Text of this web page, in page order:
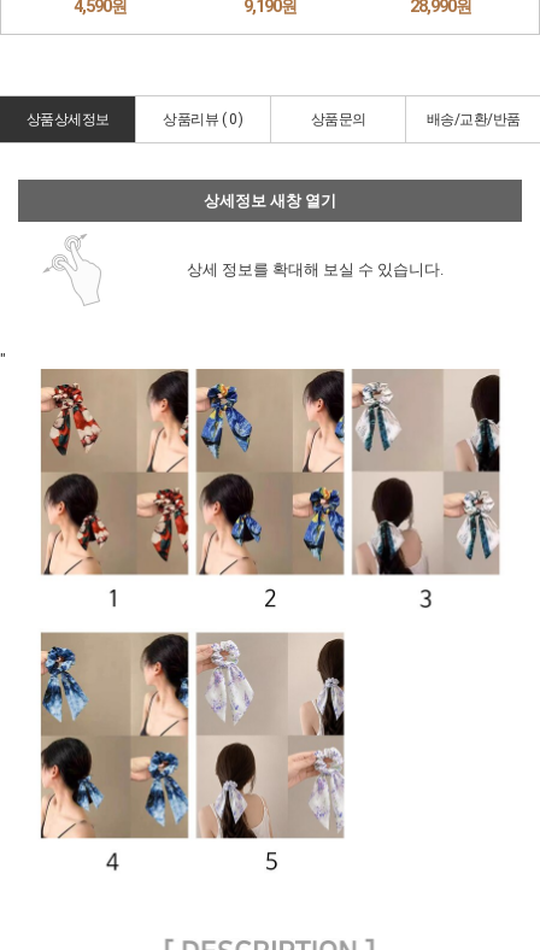
상품상세정보 상품리뷰 ( 0) 상품문의 배송/교환/반품
상세정보 새창 열기
상세 정보를 확대해 보실 수 있습니다.
"